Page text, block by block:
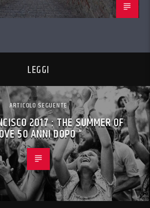
LEGGI
ARTICOLO SEGUENTE
2017 : THE SUMMER OF
50 ANNI DOPO “